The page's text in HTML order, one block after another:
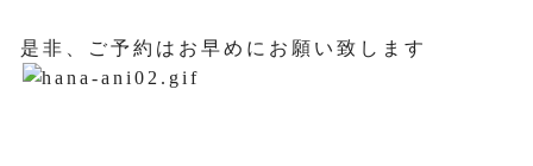
是非、ご予約はお早めにお願い致します